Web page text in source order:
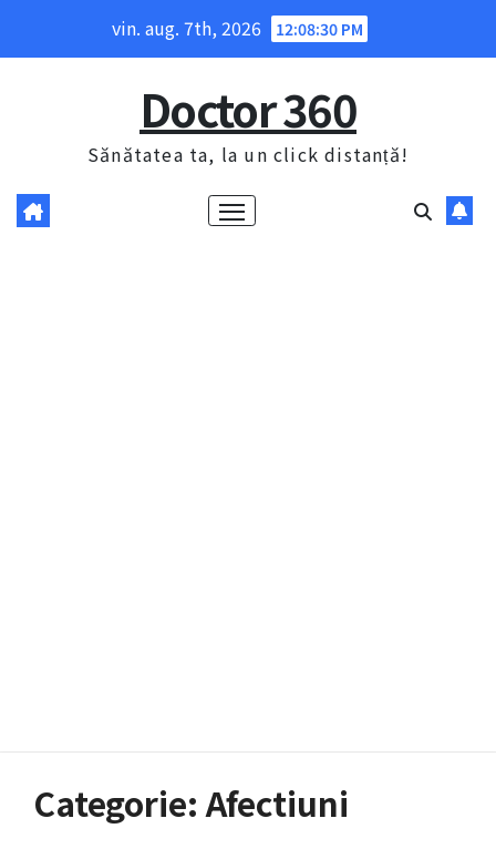
vin. aug. 7th, 2026 12:08:31 PM
Doctor 360
Sănătatea ta, la un click distanță!
Categorie:Afectiuni